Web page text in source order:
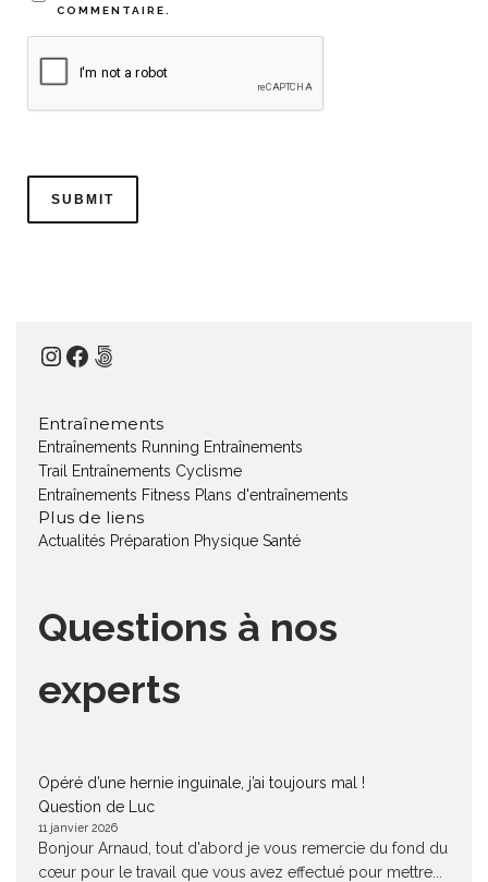
COMMENTAIRE.
Instagram
Facebook
500px
Entraînements
Entraînements Running Entraînements
Trail
Entraînements Cyclisme
Entraînements Fitness Plans d'entraînements
Plus de liens
Actualités Préparation Physique Santé
Questions à nos
experts
Opéré d’une hernie inguinale, j’ai toujours mal !
Question de Luc
11 janvier 2026
Bonjour Arnaud, tout d'abord je vous remercie du fond du
cœur pour le travail que vous avez effectué pour mettre...